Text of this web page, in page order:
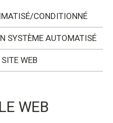
CONDITIONNÉ
SYSTÈME AUTOMATISÉ
WEB
WEB